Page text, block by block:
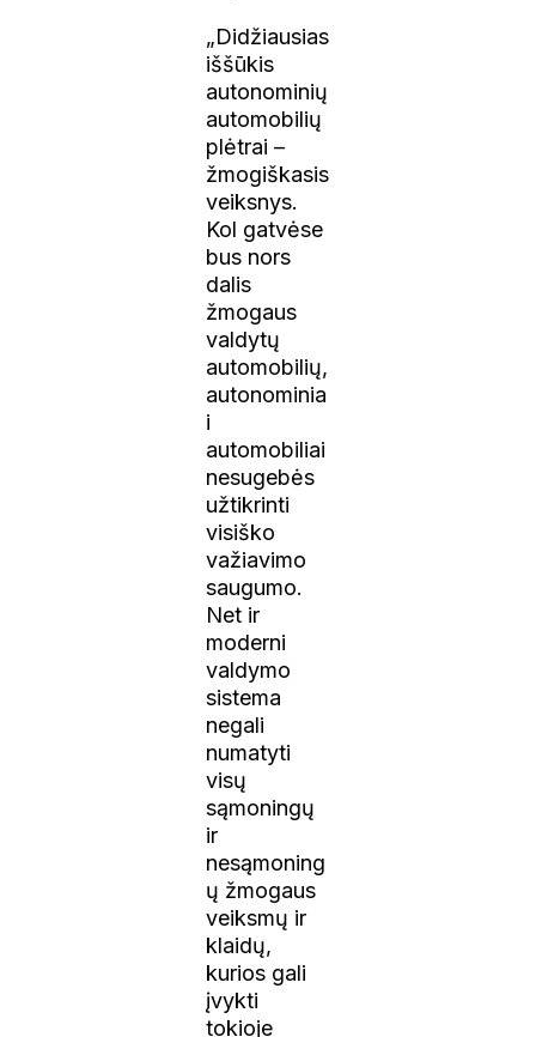
„Didžiausias
iššūkis
autonominių
automobilių
plėtrai –
žmogiškasis
veiksnys.
Kol gatvėse
bus nors
dalis
žmogaus
valdytų
automobilių,
autonominia
i
automobiliai
nesugebės
užtikrinti
visiško
važiavimo
saugumo.
Net ir
moderni
valdymo
sistema
negali
numatyti
visų
sąmoningų
ir
nesąmoning
ų žmogaus
veiksmų ir
klaidų,
kurios gali
įvykti
tokioje